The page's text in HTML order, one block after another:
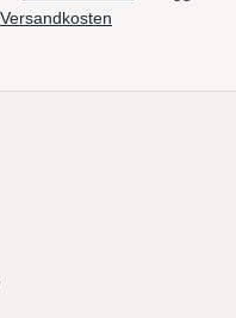
Versandkosten